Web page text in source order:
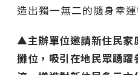
造出獨一無二的隨身幸運
▲主辦單位邀請新住民家
攤位，吸引在地民眾踴